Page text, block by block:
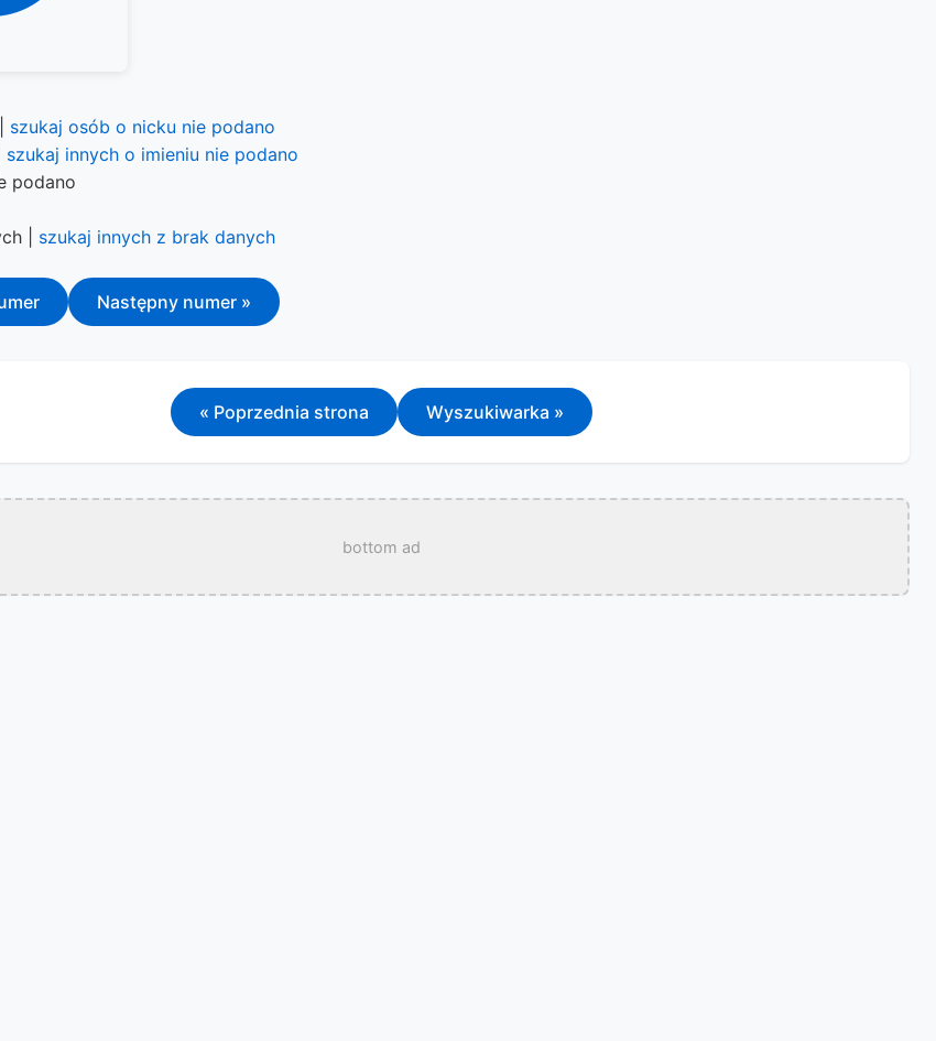
szukaj osób o nicku nie podano
szukaj innych o imieniu nie podano
podano
| szukaj innych z brak danych
Następny numer »
« Poprzednia strona Wyszukiwarka »
bottom ad